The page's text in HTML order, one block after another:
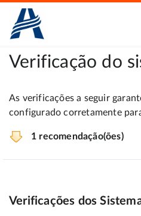
Verificação do
As verificações a seguir
configurado corretamente
1 recomendação(ões)
Verificações dos